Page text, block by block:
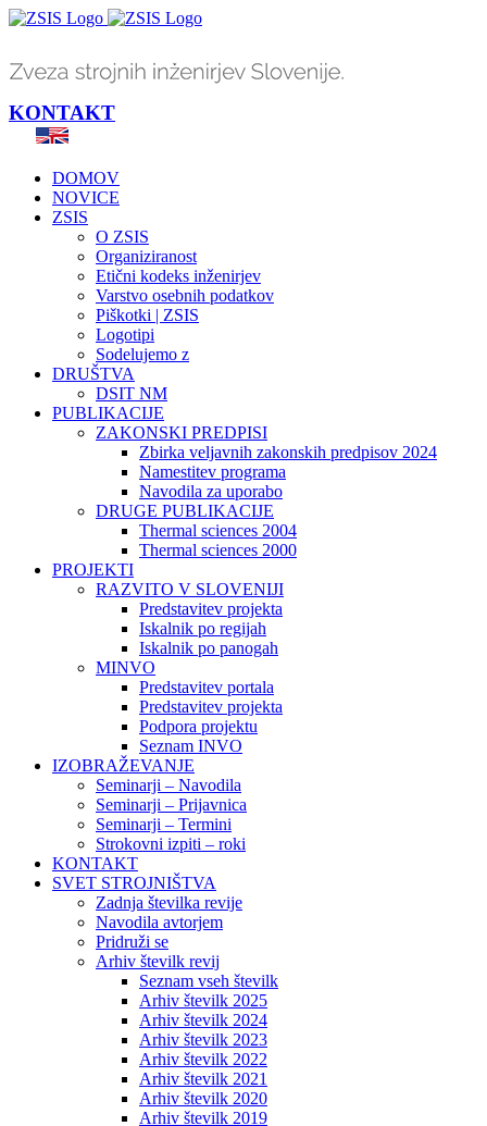
Skip
KONTAKT
DOMOV
NOVICE
ZSIS
O ZSIS
Organiziranost
Etični kodeks inženirjev
Varstvo osebnih podatkov
Piškotki | ZSIS
Logotipi
Sodelujemo z
DRUŠTVA
DSIT NM
PUBLIKACIJE
ZAKONSKI PREDPISI
Zbirka veljavnih zakonskih predpisov 2024
Namestitev programa
Navodila za uporabo
DRUGE PUBLIKACIJE
Thermal sciences 2004
Thermal sciences 2000
PROJEKTI
RAZVITO V SLOVENIJI
Predstavitev projekta
Iskalnik po regijah
Iskalnik po panogah
MINVO
Predstavitev portala
Predstavitev projekta
Podpora projektu
Seznam INVO
IZOBRAŽEVANJE
Seminarji – Navodila
Seminarji – Prijavnica
Seminarji – Termini
Strokovni izpiti – roki
KONTAKT
SVET STROJNIŠTVA
Zadnja številka revije
Navodila avtorjem
Pridruži se
Arhiv številk revij
Seznam vseh številk
Arhiv številk 2025
Arhiv številk 2024
Arhiv številk 2023
Arhiv številk 2022
Arhiv številk 2021
Arhiv številk 2020
Arhiv številk 2019